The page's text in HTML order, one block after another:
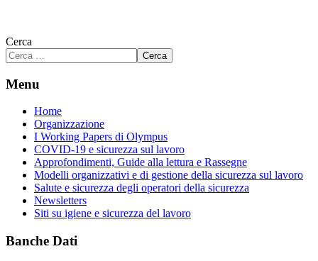
Cerca
Cerca
Menu
Home
Organizzazione
I Working Papers di Olympus
COVID-19 e sicurezza sul lavoro
Approfondimenti, Guide alla lettura e Rassegne
Modelli organizzativi e di gestione della sicurezza sul lavoro
Salute e sicurezza degli operatori della sicurezza
Newsletters
Siti su igiene e sicurezza del lavoro
Banche Dati